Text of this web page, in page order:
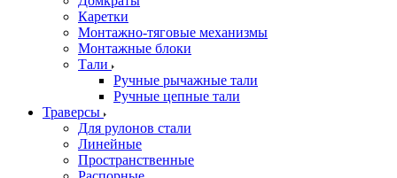
Каретки
Монтажно-тяговые механизмы
Монтажные блоки
Тали
Ручные рычажные тали
Ручные цепные тали
Траверсы
Для рулонов стали
Линейные
Пространственные